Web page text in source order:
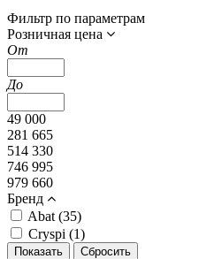
Фильтр по параметрам
Розничная цена
От
До
49 000
281 665
514 330
746 995
979 660
Бренд
Abat (35)
Cryspi (1)